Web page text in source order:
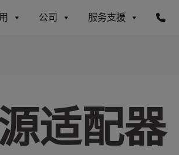
公司 服务支援
适配器